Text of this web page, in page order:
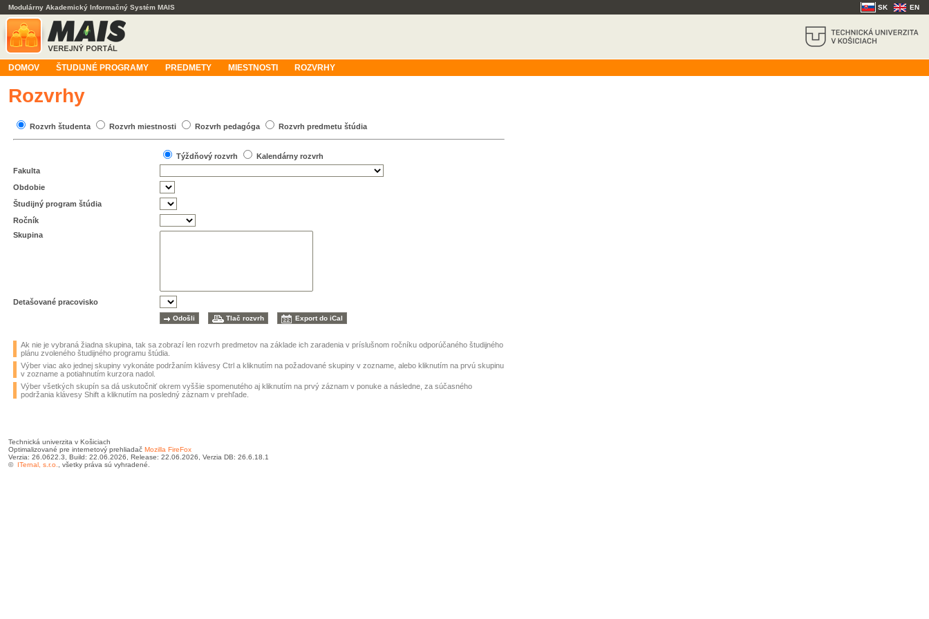
Modulárny Akademický Informačný Systém MAIS SK EN
DOMOV ŠTUDIJNÉ PROGRAMY PREDMETY MIESTNOSTI ROZVRHY
Rozvrhy
Rozvrh študenta Rozvrh miestnosti Rozvrh pedagóga Rozvrh predmetu štúdia
Týždňový rozvrh
Kalendárny rozvrh
Fakulta
Obdobie
Študijný program štúdia
Ročník
Skupina
Detašované pracovisko
Ak nie je vybraná žiadna skupina, tak sa zobrazí len rozvrh predmetov na základe ich zaradenia v príslušnom ročníku odporúčaného študijného
plánu zvoleného študijného programu štúdia.
Výber viac ako jednej skupiny vykonáte podržaním klávesy Ctrl a kliknutím na požadované skupiny v zozname, alebo kliknutím na prvú skupinu
v zozname a potiahnutím kurzora nadol.
Výber všetkých skupín sa dá uskutočniť okrem vyššie spomenutého aj kliknutím na prvý záznam v ponuke a následne, za súčasného
podržania klávesy Shift a kliknutím na posledný záznam v prehľade.
Technická univerzita v Košiciach
Optimalizované pre internetový prehliadač Mozilla FireFox
Verzia: 26.0622.3, Build: 22.06.2026, Release: 22.06.2026, Verzia DB: 26.6.18.1
© ITernal, s.r.o. , všetky práva sú vyhradené.